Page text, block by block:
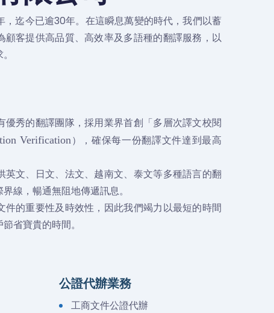
，迄今已逾30年。在這瞬息萬變的時代，我們以蓄
顧客提供高品質、高效率及多語種的翻譯服務，以
優秀的翻譯團隊，採用業界首創「多層次譯文校閱
Verification），確保每一份翻譯文件達到最高
英文、日文、法文、越南文、泰文等多種語言的翻
線，暢通無阻地傳遞訊息。
件的重要性及時效性，因此我們竭力以最短的時間
省寶貴的時間。
公證代辦業務
工商文件公證代辦